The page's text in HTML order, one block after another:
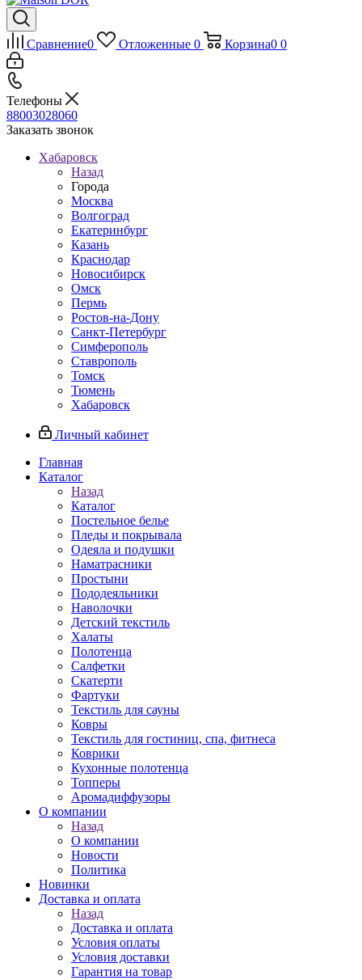
Сравнение0 Отложенные 0 Корзина0 0
Телефоны
88003028060
Заказать звонок
Хабаровск
Назад
Города
Москва
Волгоград
Екатеринбург
Казань
Краснодар
Новосибирск
Омск
Пермь
Ростов-на-Дону
Санкт-Петербург
Симферополь
Ставрополь
Томск
Тюмень
Хабаровск
Личный кабинет
Главная
Каталог
Назад
Каталог
Постельное белье
Пледы и покрывала
Одеяла и подушки
Наматрасники
Простыни
Пододеяльники
Наволочки
Детский текстиль
Халаты
Полотенца
Салфетки
Скатерти
Фартуки
Текстиль для сауны
Ковры
Текстиль для гостиниц, спа, фитнеса
Коврики
Кухонные полотенца
Топперы
Аромадиффузоры
О компании
Назад
О компании
Новости
Политика
Новинки
Доставка и оплата
Назад
Доставка и оплата
Условия оплаты
Условия доставки
Гарантия на товар